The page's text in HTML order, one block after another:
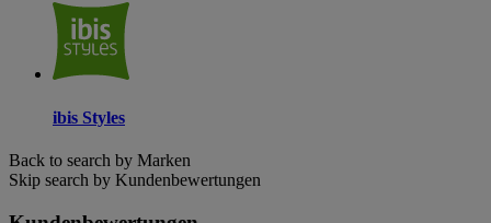
ibis Styles
Back to search by Marken
Skip search by Kundenbewertungen